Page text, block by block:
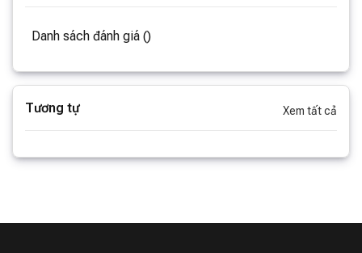
Danh sách đánh giá ()
Tương tự Xem tất cả